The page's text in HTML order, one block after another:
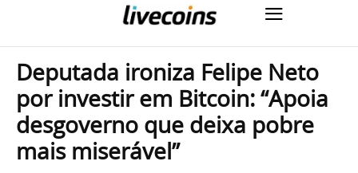
Deputada ironiza Felipe Neto
por investir em Bitcoin: “Apoia
desgoverno que deixa pobre
mais miserável”